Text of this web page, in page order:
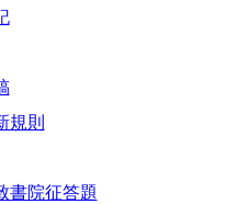
規則
書院征答題